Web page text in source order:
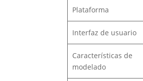
Plataforma
Interfaz de usuario
Características de
modelado